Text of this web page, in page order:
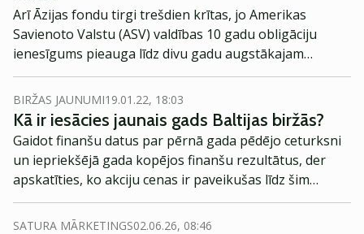
Arī Āzijas fondu tirgi trešdien krītas, jo Amerikas
Savienoto Valstu (ASV) valdības 10 gadu obligāciju
ienesīgums pieauga līdz divu gadu augstākajam
līmenim un globālais tehnoloģiju sektora pārdošanas
vilnis izraisīja pesimismu, ziņo
BIRŽAS JAUNUMI19.01.22, 18:03
Kā ir iesācies jaunais gads Baltijas biržās?
Gaidot finanšu datus par pērnā gada pēdējo ceturksni
un iepriekšējā gada kopējos finanšu rezultātus, der
apskatīties, ko akciju cenas ir paveikušas līdz šim
brīdim. Vai ir kādi vērā ņemami kritumi un kāpumi un ar
ko tie ir pamatojami?
SATURA MĀRKETINGS02.06.26, 08:46